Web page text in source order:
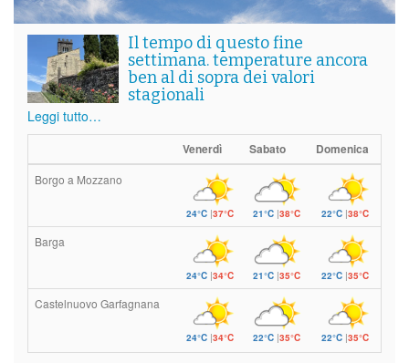
Il tempo di questo fine
settimana. temperature ancora
ben al di sopra dei valori
stagionali
Leggi tutto…
Venerdì Sabato Domenica
Borgo a Mozzano
24°C|37°C 21°C|38°C 22°C |38°C
Barga
24°C|34°C 21°C|35°C 22°C |35°C
Castelnuovo Garfagnana
24°C|34°C 22°C|35°C 22°C |35°C